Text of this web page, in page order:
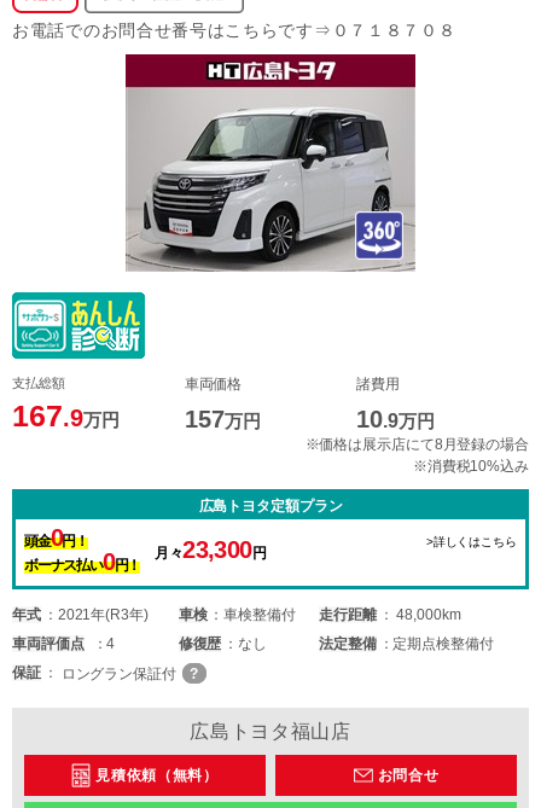
お電話でのお問合せ番号はこちらです⇒０７１８７０８
支払総額
167.9万円
車両価格
157万円
諸費用
10.9万円
※価格は展示店にて8月登録の場合
※消費税10%込み
広島トヨタ定額プラン
頭金0円！
ボーナス払い0円！
月々23,300円
>詳しくはこちら
年式 2021年(R3年) 車検 車検整備付 走行距離
48,000km
車両評価点 4 修復歴 なし 法定整備
定期点検整備付
保証
ロングラン保証付
広島トヨタ福山店
見積依頼（無料） お問合せ